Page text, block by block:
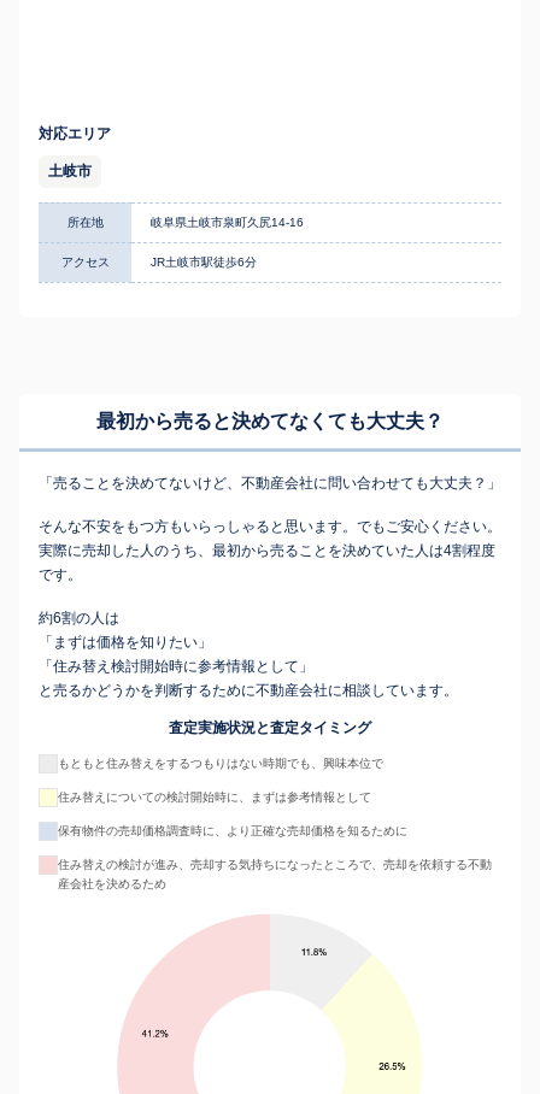
対応エリア
土岐市
所在地 岐阜県土岐市泉町久尻14-16
アクセス JR土岐市駅徒歩6分
最初から売ると決めてなくても大丈夫？
「売ることを決めてないけど、不動産会社に問い合わせても大丈夫？」
そんな不安をもつ方もいらっしゃると思います。でもご安心ください。
実際に売却した人のうち、最初から売ることを決めていた人は4割程度
です。
約6割の人は
「まずは価格を知りたい」
「住み替え検討開始時に参考情報として」
と売るかどうかを判断するために不動産会社に相談しています。
査定実施状況と査定タイミング
もともと住み替えをするつもりはない時期でも、興味本位で
住み替えについての検討開始時に、まずは参考情報として
保有物件の売却価格調査時に、より正確な売却価格を知るために
住み替えの検討が進み、売却する気持ちになったところで、売却を依頼する不動
産会社を決めるため